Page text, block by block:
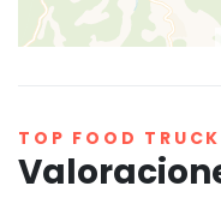
TOP FOOD